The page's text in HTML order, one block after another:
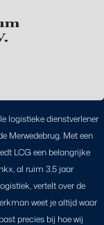
logistieke dienstverlener
Merwedebrug. Met een
LCG een belangrijke
al ruim 3,5 jaar
vertelt over de
weet je altijd waar
precies bij hoe wij